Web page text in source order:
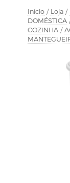
Início / Loja /
DOMÉSTICA
COZINHA /